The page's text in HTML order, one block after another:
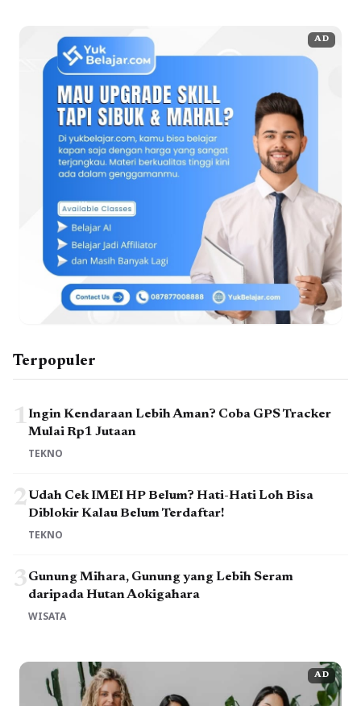
AD
Terpopuler
1Ingin Kendaraan Lebih Aman? Coba GPS Tracker
Mulai Rp1 Jutaan
TEKNO
2Udah Cek IMEI HP Belum? Hati-Hati Loh Bisa
Diblokir Kalau Belum Terdaftar!
TEKNO
3Gunung Mihara, Gunung yang Lebih Seram
daripada Hutan Aokigahara
WISATA
AD